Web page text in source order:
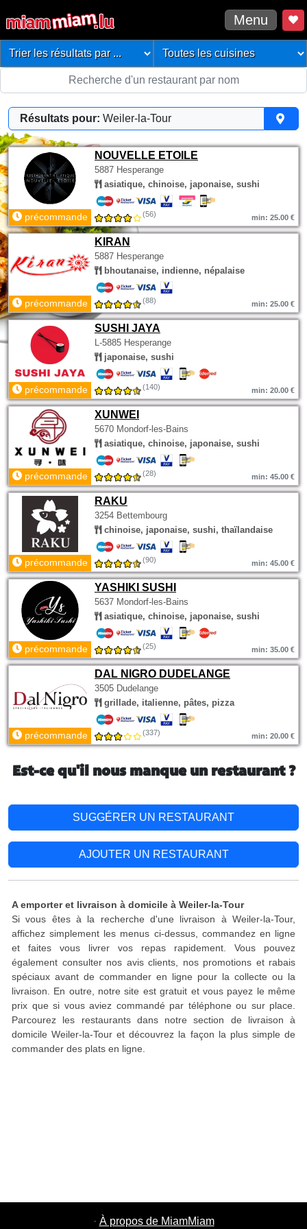
Menu
Résultats pour: Weiler-la-Tour
NOUVELLE ETOILE
5887 Hesperange
asiatique, chinoise, japonaise, sushi
précommande (56) min: 25.00 €
KIRAN
5887 Hesperange
bhoutanaise, indienne, népalaise
précommande (88) min: 25.00 €
SUSHI JAYA
L-5885 Hesperange
japonaise, sushi
précommande (140) min: 20.00 €
XUNWEI
5670 Mondorf-les-Bains
asiatique, chinoise, japonaise, sushi
précommande (28) min: 45.00 €
RAKU
3254 Bettembourg
chinoise, japonaise, sushi, thaïlandaise
précommande (90) min: 45.00 €
YASHIKI SUSHI
5637 Mondorf-les-Bains
asiatique, chinoise, japonaise, sushi
précommande (25) min: 35.00 €
DAL NIGRO DUDELANGE
3505 Dudelange
grillade, italienne, pâtes, pizza
précommande (337) min: 20.00 €
Est-ce qu'il nous manque un restaurant ?
SUGGÉRER UN RESTAURANT
AJOUTER UN RESTAURANT
A emporter et livraison à domicile à Weiler-la-Tour
Si vous êtes à la recherche d'une livraison à Weiler-la-Tour,
affichez simplement les menus ci-dessus, commandez en ligne
et faites vous livrer vos repas rapidement. Vous pouvez
également consulter nos avis clients, nos promotions et rabais
spéciaux avant de commander en ligne pour la collecte ou la
livraison. En outre, notre site est gratuit et vous payez le même
prix que si vous aviez commandé par téléphone ou sur place.
Parcourez les restaurants dans notre section de livraison à
domicile Weiler-la-Tour et découvrez la façon la plus simple de
commander des plats en ligne.
· À propos de MiamMiam